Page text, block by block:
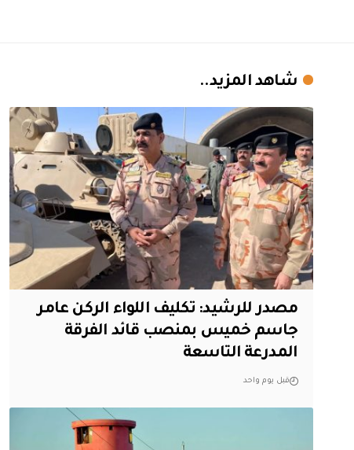
شاهد المزيد..
مصدر للرشيد: تكليف اللواء الركن عامر
جاسم خميس بمنصب قائد الفرقة
المدرعة التاسعة
قبل يوم واحد